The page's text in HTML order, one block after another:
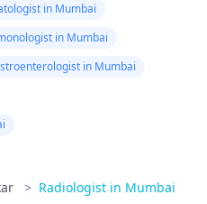
in Mumbai
in Mumbai
in Mumbai
> Radiologist in Mumbai